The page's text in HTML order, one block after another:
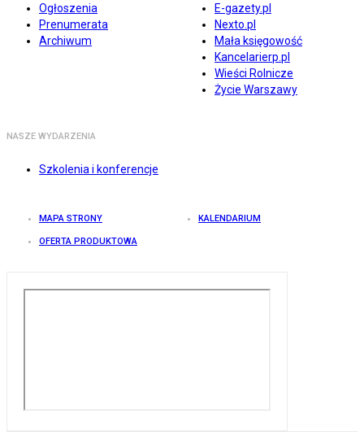
Ogłoszenia
Prenumerata
Archiwum
E-gazety.pl
Nexto.pl
Mała księgowość
Kancelarierp.pl
Wieści Rolnicze
Życie Warszawy
NASZE WYDARZENIA
Szkolenia i konferencje
MAPA STRONY KALENDARIUM
OFERTA PRODUKTOWA